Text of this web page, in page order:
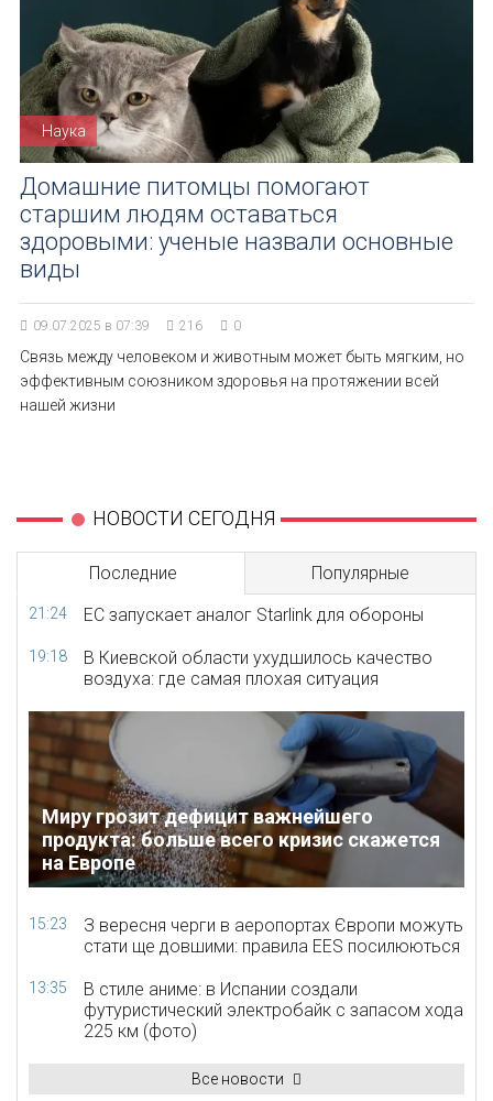
Наука
Домашние питомцы помогают
старшим людям оставаться
здоровыми: ученые назвали основные
виды
09.07.2025 в 07:39 216 0
Связь между человеком и животным может быть мягким, но
эффективным союзником здоровья на протяжении всей
нашей жизни
НОВОСТИ СЕГОДНЯ
Последние Популярные
21:24 ЕС запускает аналог Starlink для обороны
19:18
В Киевской области ухудшилось качество
воздуха: где самая плохая ситуация
Миру грозит дефицит важнейшего
продукта: больше всего кризис скажется
на Европе
15:23
З вересня черги в аеропортах Європи можуть
стати ще довшими: правила EES посилюються
13:35
В стиле аниме: в Испании создали
футуристический электробайк с запасом хода
225 км (фото)
Все новости